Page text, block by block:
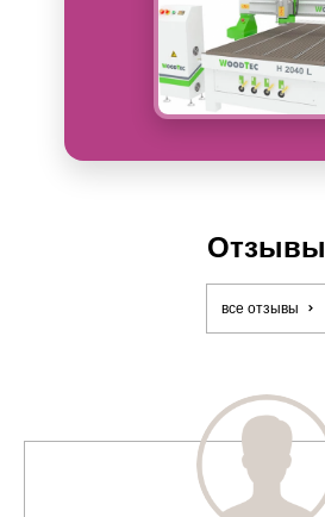
Отзывы
все отзывы